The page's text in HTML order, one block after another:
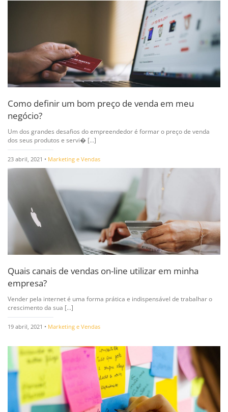
Como definir um bom preço de venda em meu
negócio?
Um dos grandes desafios do empreendedor é formar o preço de venda
dos seus produtos e servi� [...]
23 abril, 2021 • Marketing e Vendas
Quais canais de vendas on-line utilizar em minha
empresa?
Vender pela internet é uma forma prática e indispensável de trabalhar o
crescimento da sua [...]
19 abril, 2021 • Marketing e Vendas